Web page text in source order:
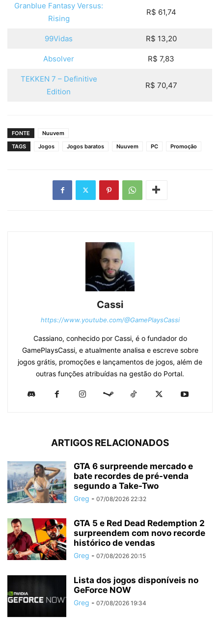
Granblue Fantasy Versus:
Rising
R$ 61,74
99Vidas R$ 13,20
Absolver R$ 7,83
TEKKEN 7 – Definitive
Edition
R$ 70,47
FONTE
Nuuvem
TAGS
Jogos Jogos baratos Nuuvem PC Promoção
Cassi
https://www.youtube.com/@GamePlaysCassi
Cassiano, conhecido por Cassi, é o fundador do
GamePlaysCassi, e atualmente analisa e escreve sobre
jogos grátis, promoções e lançamentos de jogos, além de
outras funções atribuídas na gestão do Portal.
ARTIGOS RELACIONADOS
GTA 6 surpreende mercado e
bate recordes de pré-venda
segundo a Take-Two
Greg - 07/08/2026 22:32
GTA 5 e Red Dead Redemption 2
surpreendem com novo recorde
histórico de vendas
Greg - 07/08/2026 20:15
Lista dos jogos disponíveis no
GeForce NOW
Greg - 07/08/2026 19:34